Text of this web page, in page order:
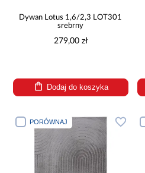
Dywan Lotus 1,6/2,3 LOT301
srebrny
279,00 zł
Dodaj do koszyka
PORÓWNAJ